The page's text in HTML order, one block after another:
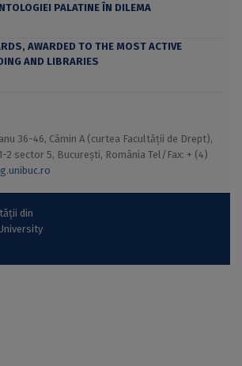
PALATINE ÎN DILEMA
AWARDED TO THE MOST ACTIVE
AND LIBRARIES
36-46, Cămin A (curtea Facultății de Drept),
2 sector 5, București, România Tel/Fax: + (4)
din